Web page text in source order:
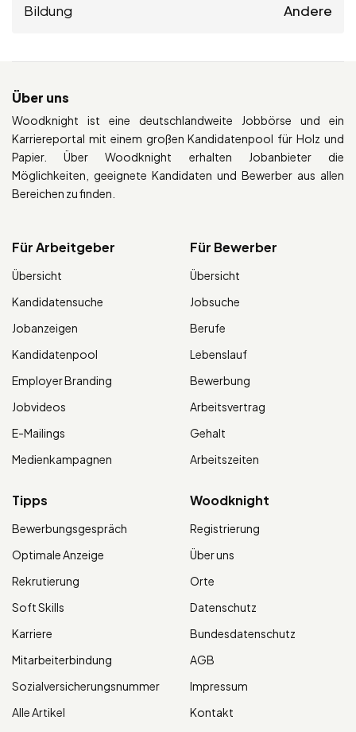
Bildung Andere
Über uns
Woodknight ist eine deutschlandweite Jobbörse und ein
Karriereportal mit einem großen Kandidatenpool für Holz und
Papier. Über Woodknight erhalten Jobanbieter die
Möglichkeiten, geeignete Kandidaten und Bewerber aus allen
Bereichen zu finden.
Für Arbeitgeber
Übersicht
Kandidatensuche
Jobanzeigen
Kandidatenpool
Employer Branding
Jobvideos
E-Mailings
Medienkampagnen
Für Bewerber
Übersicht
Jobsuche
Berufe
Lebenslauf
Bewerbung
Arbeitsvertrag
Gehalt
Arbeitszeiten
Tipps
Bewerbungsgespräch
Optimale Anzeige
Rekrutierung
Soft Skills
Karriere
Mitarbeiterbindung
Sozialversicherungsnummer
Alle Artikel
Woodknight
Registrierung
Über uns
Orte
Datenschutz
Bundesdatenschutz
AGB
Impressum
Kontakt